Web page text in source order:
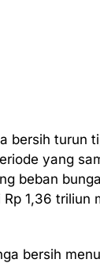
bersih turun
yang
beban
1,36 triliun
bersih